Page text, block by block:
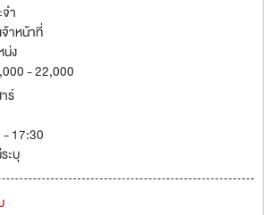
ำ
เจ้าหน้าที่
น่ง
- 22,000
ร์
17:30
ะบุ